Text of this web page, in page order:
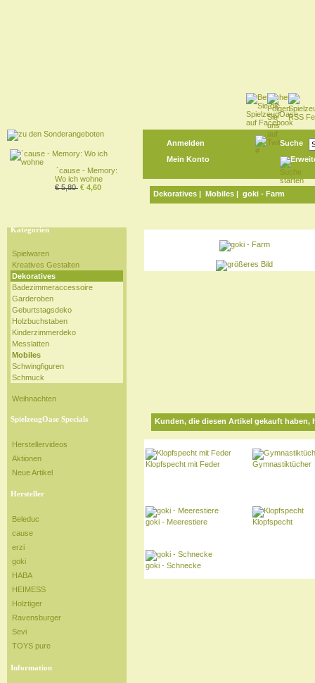
´cause - Memory:
Wo ich wohne
€ 5,80 € 4,60
Anmelden
Mein Konto
Suche
Dekoratives | Mobiles | goki - Farm
Kategorien
Spielwaren
Kreatives Gestalten
Dekoratives
Badezimmeraccessoire
Garderoben
Geburtstagsdeko
Holzbuchstaben
Kinderzimmerdeko
Messlatten
Mobiles
Schwingfiguren
Schmuck
Weihnachten
SpielzeugOase Specials
Herstellervideos
Aktionen
Neue Artikel
Hersteller
Beleduc
cause
erzi
goki
HABA
HEIMESS
Holztiger
Ravensburger
Sevi
TOYS pure
Information
Kunden, die diesen Artikel gekauft
Klopfspecht mit Feder Gymnastiktücher
goki - Meerestiere Klopfspecht
goki - Schnecke